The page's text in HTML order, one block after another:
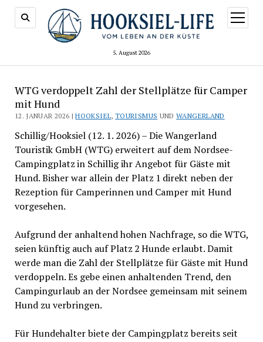
5. August 2026
Menü
öffnen
WTG verdoppelt Zahl der Stellplätze für Camper
mit Hund
12. JANUAR 2026 |HOOKSIEL, TOURISMUS UNDWANGERLAND
Schillig/Hooksiel (12. 1. 2026) – Die Wangerland
Touristik GmbH (WTG) erweitert auf dem Nordsee-
Campingplatz in Schillig ihr Angebot für Gäste mit
Hund. Bisher war allein der Platz 1 direkt neben der
Rezeption für Camperinnen und Camper mit Hund
vorgesehen.
Aufgrund der anhaltend hohen Nachfrage, so die WTG,
seien künftig auch auf Platz 2 Hunde erlaubt. Damit
werde man die Zahl der Stellplätze für Gäste mit Hund
verdoppeln. Es gebe einen anhaltenden Trend, den
Campingurlaub an der Nordsee gemeinsam mit seinem
Hund zu verbringen.
Für Hundehalter biete der Campingplatz bereits seit